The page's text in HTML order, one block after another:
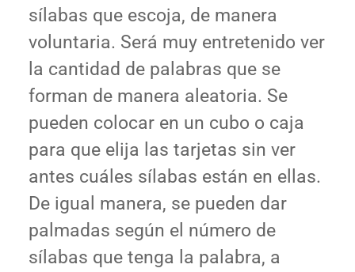
sílabas que escoja, de manera
voluntaria. Será muy entretenido ver
la cantidad de palabras que se
forman de manera aleatoria. Se
pueden colocar en un cubo o caja
para que elija las tarjetas sin ver
antes cuáles sílabas están en ellas.
De igual manera, se pueden dar
palmadas según el número de
sílabas que tenga la palabra, a